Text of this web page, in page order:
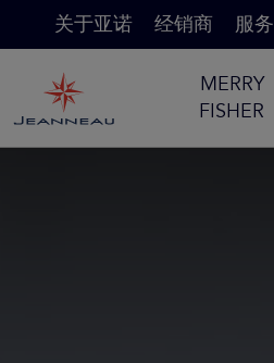
关于亚诺 经销商 服务
MERRY
FISHER